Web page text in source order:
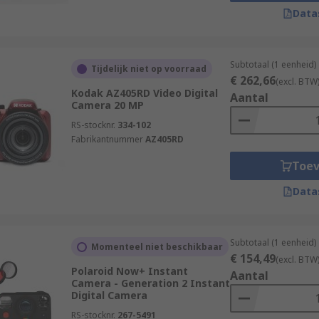
by connecting the digital camera to a PC. They are
Alternatively, the camera can be connected straight
works by passing light through the lens to a mirror
expensive than traditional compact cameras and
DSLR. They often look like a DSLR but do not feature
Tijdelijk niet op voorraad
Kodak AZ405RD Video Digital
Camera 20 MP
RS-stocknr. 334-102
FabrikantnummerAZ405RD
Subtotaal (1 eenheid)
€ 262,66(excl. BTW)
Aantal
Momenteel niet beschikbaar
Polaroid Now+ Instant
Camera - Generation 2 Instant
Digital Camera
RS-stocknr. 267-5491
Subtotaal (1 eenheid)
€ 154,49(excl. BTW)
Aantal